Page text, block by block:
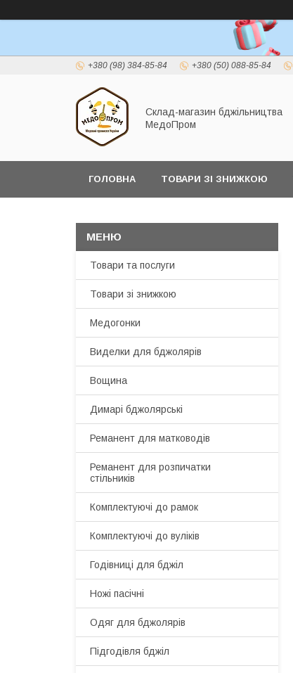
+380 (98) 384-85-84 +380 (50) 088-85-84
Склад-магазин бджільництва
МедоПром
ГОЛОВНА ТОВАРИ ЗІ ЗНИЖКОЮ
Товари та послуги
Товари зі знижкою
Медогонки
Виделки для бджолярів
Вощина
Димарі бджолярські
Реманент для матководів
Реманент для розпичатки
стільників
Комплектуючі до рамок
Комплектуючі до вуліків
Годівниці для бджіл
Ножі пасічні
Одяг для бджолярів
Підгодівля бджіл